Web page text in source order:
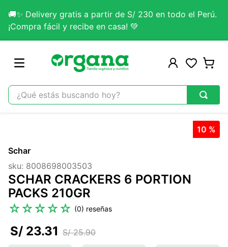
🚚✨ Delivery gratis a partir de S/ 230 en todo el Perú.
¡Compra fácil y recibe en casa! 💚
¿Qué estás buscando hoy?
2.
3.
colageno
4
kefir
5 .
glicinato magnesio
10 %
Schar
sku: 8008698003503
SCHAR CRACKERS 6 PORTION
PACKS 210GR
☆☆☆☆☆ (0)
S/ 25.90
S/ 23.31